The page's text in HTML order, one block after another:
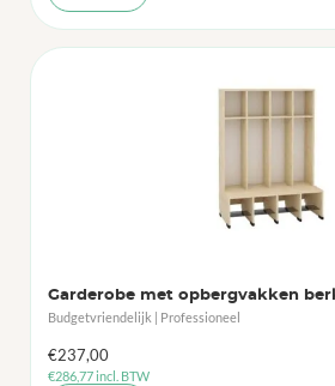
Garderobe met opbergvakken
Budgetvriendelijk | Professioneel
€237,00
€286,77incl. BTW